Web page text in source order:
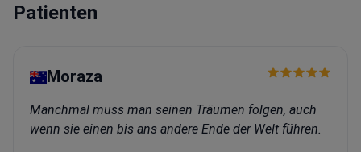
Patienten
Moraza
Manchmal muss man seinen Träumen folgen, auch
wenn sie einen bis ans andere Ende der Welt führen.